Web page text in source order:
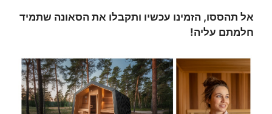
אל תהססו, הזמינו עכשיו ותקבלו את הסאונה שתמיד
חלמתם עליה!